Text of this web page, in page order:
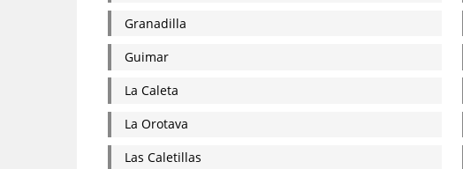
Granadilla
Guimar
La Caleta
La Orotava
Las Caletillas